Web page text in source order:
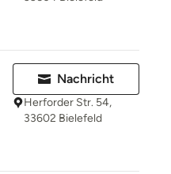
Nachricht
Herforder Str. 54,
33602 Bielefeld